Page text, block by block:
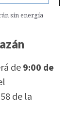
sin energía
de9:00 de
de la